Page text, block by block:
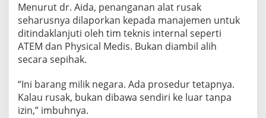
Menurut dr. Aida, penanganan alat rusak
seharusnya dilaporkan kepada manajemen untuk
ditindaklanjuti oleh tim teknis internal seperti
ATEM dan Physical Medis. Bukan diambil alih
secara sepihak.
“Ini barang milik negara. Ada prosedur tetapnya.
Kalau rusak, bukan dibawa sendiri ke luar tanpa
izin,” imbuhnya.